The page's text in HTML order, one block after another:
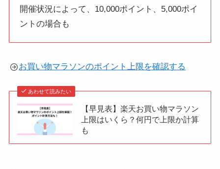
開催状況によって、10,000ポイント、5,000ポイ
ントの場合も
お買い物マラソンのポイント上限を確認する
あわせて読みたい
【早見表】楽天お買い物マラソン
上限はいくら？何円で上限か計算
も